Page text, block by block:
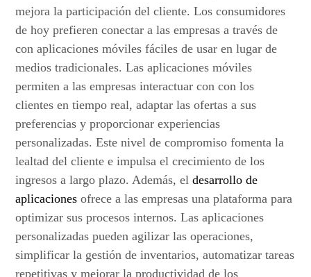
mejora la participación del cliente. Los consumidores
de hoy prefieren conectar a las empresas a través de
con aplicaciones móviles fáciles de usar en lugar de
medios tradicionales. Las aplicaciones móviles
permiten a las empresas interactuar con con los
clientes en tiempo real, adaptar las ofertas a sus
preferencias y proporcionar experiencias
personalizadas. Este nivel de compromiso fomenta la
lealtad del cliente e impulsa el crecimiento de los
ingresos a largo plazo. Además, eldesarrollo de
aplicaciones ofrece a las empresas una plataforma para
optimizar sus procesos internos. Las aplicaciones
personalizadas pueden agilizar las operaciones,
simplificar la gestión de inventarios, automatizar tareas
repetitivas y mejorar la productividad de los